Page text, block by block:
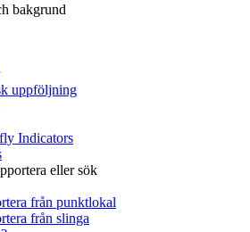
bakgrund
uppföljning
Indicators
eller sök
från punktlokal
från slinga